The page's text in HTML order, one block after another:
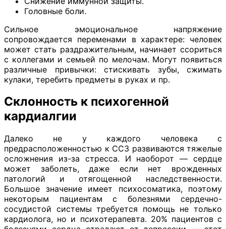
Головные боли.
Сильное эмоциональное напряжение
сопровождается переменами в характере: человек
может стать раздражительным, начинает ссориться
с коллегами и семьей по мелочам. Могут появиться
различные привычки: стискивать зубы, сжимать
кулаки, теребить предметы в руках и пр.
Склонность к психогенной
кардиалгии
Далеко не у каждого человека с
предрасположенностью к ССЗ развиваются тяжелые
осложнения из-за стресса. И наоборот — сердце
может заболеть, даже если нет врожденных
патологий и отягощенной наследственности.
Большое значение имеет психосоматика, поэтому
некоторым пациентам с болезнями сердечно-
сосудистой системы требуется помощь не только
кардиолога, но и психотерапевта. 20% пациентов с